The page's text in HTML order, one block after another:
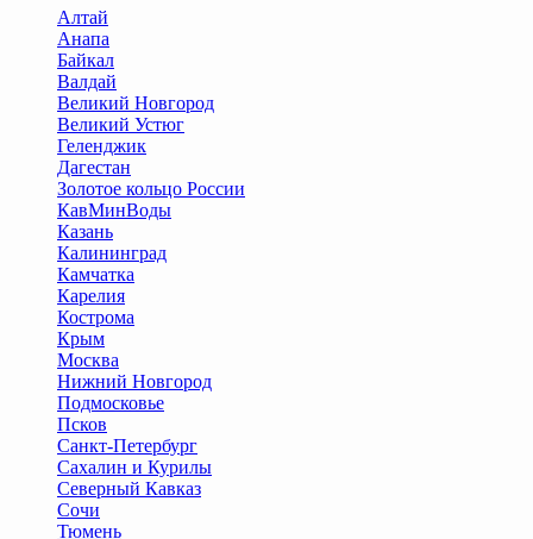
Алтай
Анапа
Байкал
Валдай
Великий Новгород
Великий Устюг
Геленджик
Дагестан
Золотое кольцо России
КавМинВоды
Казань
Калининград
Камчатка
Карелия
Кострома
Крым
Москва
Нижний Новгород
Подмосковье
Псков
Санкт-Петербург
Сахалин и Курилы
Северный Кавказ
Сочи
Тюмень